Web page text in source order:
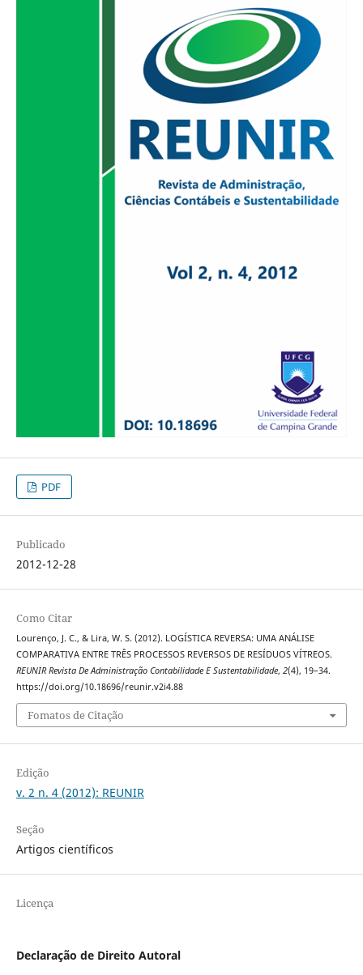
PDF
Publicado
2012-12-28
Como Citar
Lourenço, J. C., & Lira, W. S. (2012). LOGÍSTICA REVERSA: UMA ANÁLISE
COMPARATIVA ENTRE TRÊS PROCESSOS REVERSOS DE RESÍDUOS VÍTREOS.
REUNIR Revista De Administração Contabilidade E Sustentabilidade, 2(4), 19–34.
https://doi.org/10.18696/reunir.v2i4.88
Fomatos de Citação
Edição
v. 2 n. 4 (2012): REUNIR
Seção
Artigos científicos
Licença
Declaração de Direito Autoral